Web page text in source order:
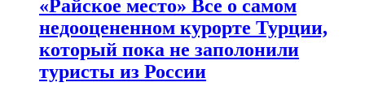
«Райское место» Все о самом
недооцененном курорте Турции,
который пока не заполонили
туристы из России